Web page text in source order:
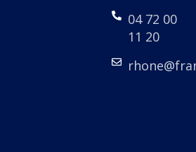
04 72 00
11 20